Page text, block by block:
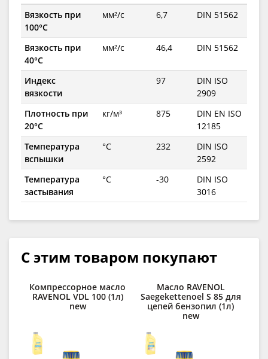
Вязкость при
100°C
мм²/с 6,7 DIN 51562
Вязкость при
40°C
мм²/с 46,4 DIN 51562
Индекс
вязкости
97
DIN ISO
2909
Плотность при
20°C
кг/м³ 875
DIN EN ISO
12185
Температура
вспышки
°C 232
DIN ISO
2592
Температура
застывания
°C -30
DIN ISO
3016
С этим товаром покупают
Компрессорное масло
RAVENOL VDL 100 (1л)
new
Масло RAVENOL
Saegekettenoel S 85 для
цепей бензопил (1л)
new